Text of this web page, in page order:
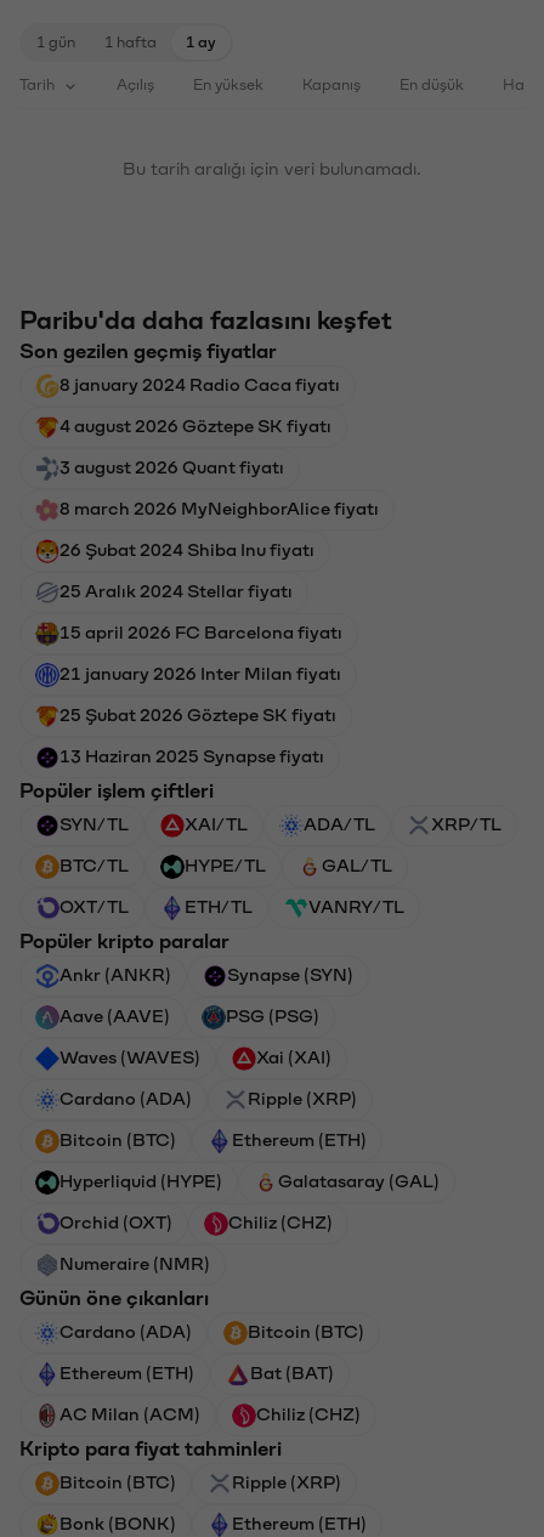
1 gün 1 hafta 1 ay
Tarih Açılış En yüksek Kapanış En düşük
Bu tarih aralığı için veri bulunamadı.
Paribu'da daha fazlasını keşfet
Son gezilen geçmiş fiyatlar
8 january 2024 Radio Caca fiyatı
4 august 2026 Göztepe SK fiyatı
3 august 2026 Quant fiyatı
8 march 2026 MyNeighborAlice fiyatı
26 Şubat 2024 Shiba Inu fiyatı
25 Aralık 2024 Stellar fiyatı
15 april 2026 FC Barcelona fiyatı
21 january 2026 Inter Milan fiyatı
25 Şubat 2026 Göztepe SK fiyatı
13 Haziran 2025 Synapse fiyatı
Popüler işlem çiftleri
SYN/TL XAI/TL ADA/TL XRP/TL
BTC/TL HYPE/TL GAL/TL
OXT/TL ETH/TL VANRY/TL
Popüler kripto paralar
Ankr (ANKR) Synapse (SYN)
Aave (AAVE) PSG (PSG)
Waves (WAVES) Xai (XAI)
Cardano (ADA) Ripple (XRP)
Bitcoin (BTC) Ethereum (ETH)
Hyperliquid (HYPE) Galatasaray (GAL)
Orchid (OXT) Chiliz (CHZ)
Numeraire (NMR)
Günün öne çıkanları
Cardano (ADA) Bitcoin (BTC)
Ethereum (ETH) Bat (BAT)
AC Milan (ACM) Chiliz (CHZ)
Kripto para fiyat tahminleri
Bitcoin (BTC) Ripple (XRP)
Bonk (BONK) Ethereum (ETH)